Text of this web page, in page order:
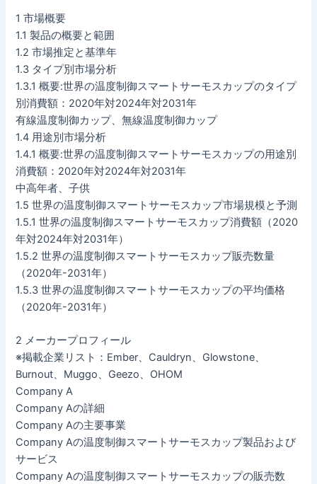
1 市場概要
1.1 製品の概要と範囲
1.2 市場推定と基準年
1.3 タイプ別市場分析
1.3.1 概要:世界の温度制御スマートサーモスカップのタイプ
別消費額：2020年対2024年対2031年
有線温度制御カップ、無線温度制御カップ
1.4 用途別市場分析
1.4.1 概要:世界の温度制御スマートサーモスカップの用途別
消費額：2020年対2024年対2031年
中高年者、子供
1.5 世界の温度制御スマートサーモスカップ市場規模と予測
1.5.1 世界の温度制御スマートサーモスカップ消費額（2020
年対2024年対2031年）
1.5.2 世界の温度制御スマートサーモスカップ販売数量
（2020年-2031年）
1.5.3 世界の温度制御スマートサーモスカップの平均価格
（2020年-2031年）
2 メーカープロフィール
※掲載企業リスト：Ember、Cauldryn、Glowstone、
Burnout、Muggo、Geezo、OHOM
Company A
Company Aの詳細
Company Aの主要事業
Company Aの温度制御スマートサーモスカップ製品および
サービス
Company Aの温度制御スマートサーモスカップの販売数